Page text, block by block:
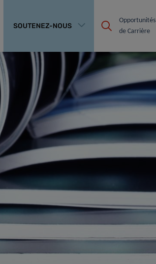
SOUTENEZ-NOUS
Opportunités
de Carrière